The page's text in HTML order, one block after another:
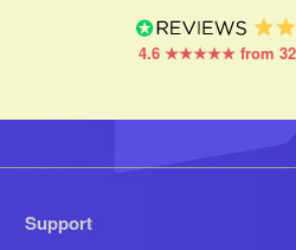
4.6 ★★★★★ from
Support